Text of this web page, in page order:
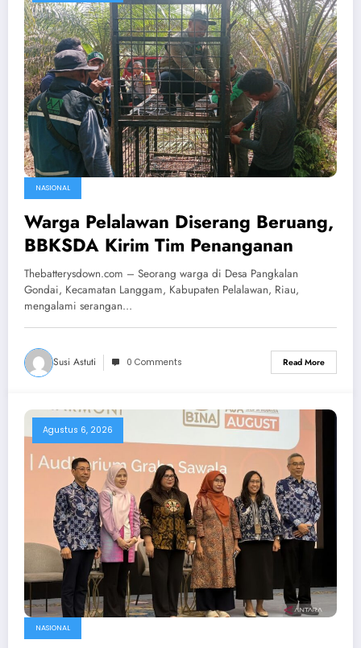
NASIONAL
Warga Pelalawan Diserang Beruang,
BBKSDA Kirim Tim Penanganan
Thebatterysdown.com – Seorang warga di Desa Pangkalan
Gondai, Kecamatan Langgam, Kabupaten Pelalawan, Riau,
mengalami serangan…
Susi Astuti 0 Comments Read More
Agustus 6, 2026
NASIONAL